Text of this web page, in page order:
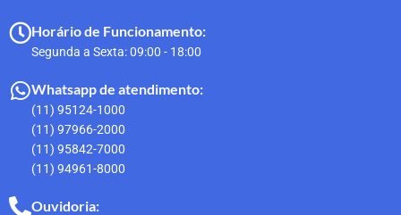
Horário de Funcionamento:
Segunda a Sexta: 09:00 - 18:00
Whatsapp de atendimento:
(11) 95124-1000
(11) 97966-2000
(11) 95842-7000
(11) 94961-8000
Ouvidoria: